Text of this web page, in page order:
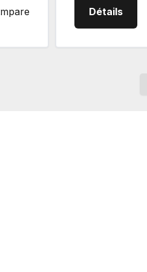
à rayon de braquage nul
Détails